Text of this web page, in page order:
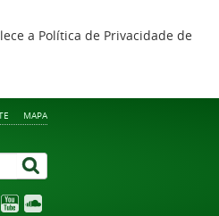
a Política de Privacidade de
MAPA